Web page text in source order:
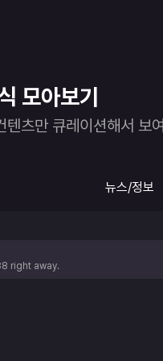
모아보기
츠만 큐레이션해서 보
뉴스/정보
right away.